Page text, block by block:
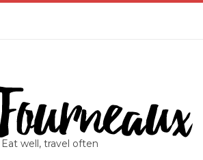
Eat well, travel often